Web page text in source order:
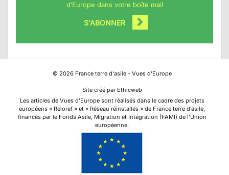
d’Europe dans votre boîte mail
S'ABONNER
© 2026France terre d'asile - Vues d'Europe
Site créé par Ethicweb
Les articles de Vues d’Europe sont réalisés dans le cadre des projets
européens « Reloref » et « Réseau réinstallés » de France terre d’asile,
financés par le Fonds Asile, Migration et Intégration (FAMI) de l’Union
européenne.